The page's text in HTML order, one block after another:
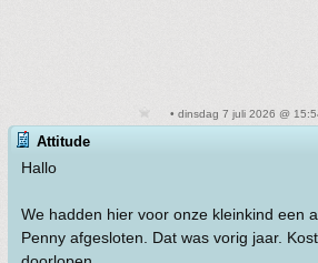
• dinsdag 7 juli 2026 @
Attitude
Hallo
We hadden hier voor onze kleinkind een
Penny afgesloten. Dat was vorig jaar.